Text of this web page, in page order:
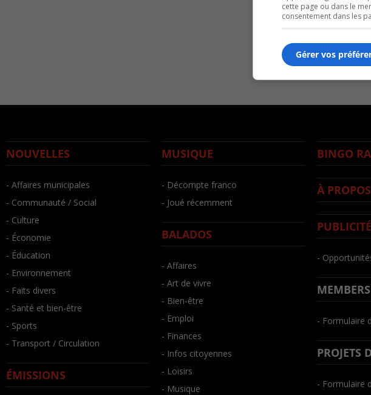
NOUVELLES
- Affaires municipales
- Communauté / Social
- Culture
- Économie
- Éducation
- Environnement
- Faits divers
- Santé et bien-être
- Sports
- Transport / Circulation
ÉMISSIONS
MUSIQUE
- Décompte franco
- Joué récemment
BALADOS
- Affaires
- Art de vivre
- Bien-être
- Emploi
- Finances
- Infos citoyennes
- Loisirs
- Musique
BINGO
À PROPOS
PUBLICITÉ
-
- Formulaire
PROJETS
- Formulaire
cette page ou dans le
consentement dans les
Gérer vos